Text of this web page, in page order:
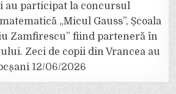
au participat la concursul
„Micul Gauss”, Școala
Zamfirescu” fiind parteneră în
Zeci de copii din Vrancea au
12/06/2026